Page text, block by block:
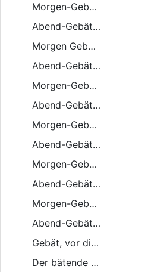
Morgen-Gebät am Montag.
Abend-Gebät am Montag.
Morgen Gebät am Dienstag.
Abend-Gebät am Dienstag.
Morgen-Gebät am Mittwochen.
Abend-Gebät am Mittwochen.
Morgen-Gebät am Donnerstage.
Abend-Gebät am Donnerstage.
Morgen-Gebät am Freytag.
Abend-Gebät am Freytag.
Morgen-Gebät am Sonnabend.
Abend-Gebät am Sonnabend.
Gebät, vor die Kirche GOttes.
Der bätende Regent.